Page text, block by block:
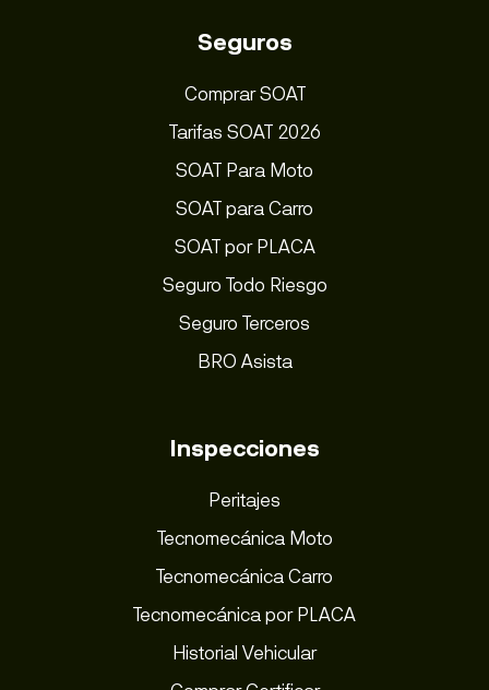
Seguros
Comprar SOAT
Tarifas SOAT 2026
SOAT Para Moto
SOAT para Carro
SOAT por PLACA
Seguro Todo Riesgo
Seguro Terceros
BRO Asista
Inspecciones
Peritajes
Tecnomecánica Moto
Tecnomecánica Carro
Tecnomecánica por PLACA
Historial Vehicular